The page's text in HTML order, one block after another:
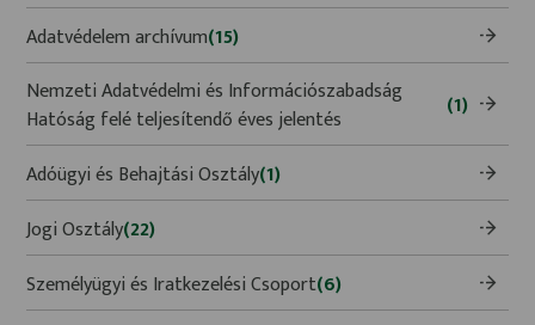
Adatvédelem archívum(15)
Nemzeti Adatvédelmi és Információszabadság
Hatóság felé teljesítendő éves jelentés
(1)
Adóügyi és Behajtási Osztály(1)
Jogi Osztály(22)
Személyügyi és Iratkezelési Csoport(6)